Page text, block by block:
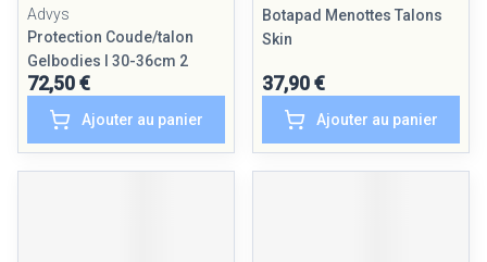
Advys
Protection Coude/talon
Gelbodies l 30-36cm 2
72,50 €
Ajouter au panier
Botapad Menottes Talons
Skin
37,90 €
Ajouter au panier